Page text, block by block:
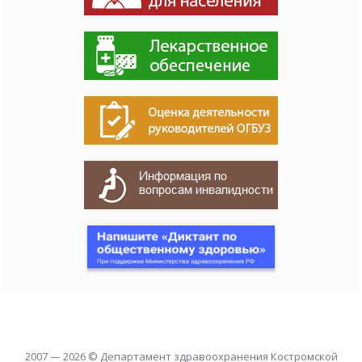
2007 — 2026 © Департамент здравоохранения Костромской